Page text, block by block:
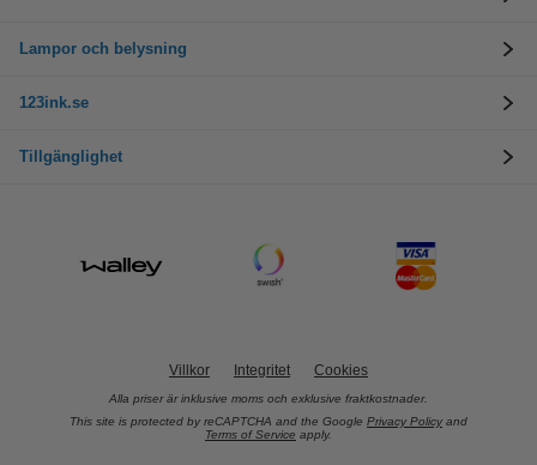
Lampor och belysning
123ink.se
Tillgänglighet
Villkor Integritet Cookies
Alla priser är inklusive moms och exklusive fraktkostnader.
This site is protected by reCAPTCHA and the Google Privacy Policy and
Terms of Service apply.